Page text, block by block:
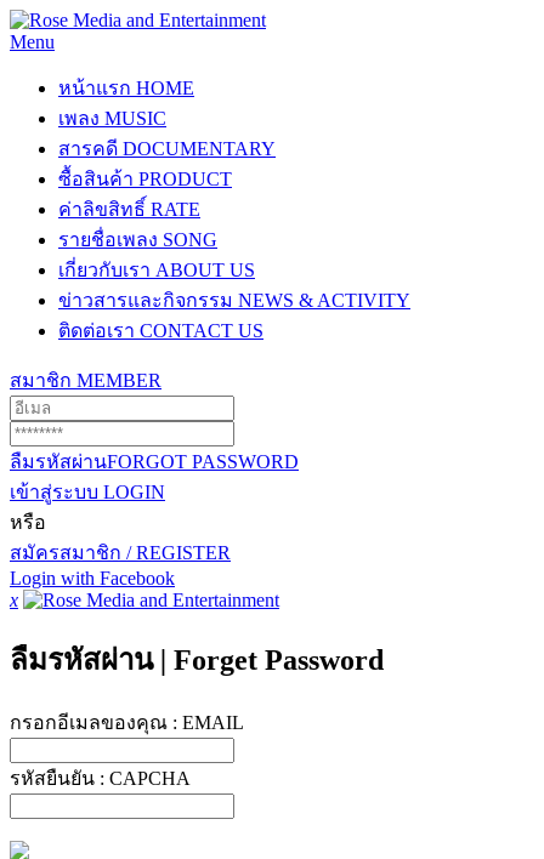
Menu
หน้าแรก HOME
เพลง MUSIC
สารคดี DOCUMENTARY
ซื้อสินค้า PRODUCT
ค่าลิขสิทธิ์ RATE
รายชื่อเพลง SONG
เกี่ยวกับเรา ABOUT US
ข่าวสารและกิจกรรม NEWS & ACTIVITY
ติดต่อเรา CONTACT US
สมาชิก MEMBER
ลืมรหัสผ่านFORGOT PASSWORD
เข้าสู่ระบบ LOGIN
หรือ
สมัครสมาชิก / REGISTER
Login with Facebook
x
ลืมรหัสผ่าน | Forget Password
กรอกอีเมลของคุณ : EMAIL
รหัสยืนยัน : CAPCHA